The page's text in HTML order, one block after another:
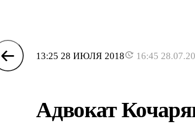
13:25 28 ИЮЛЯ 2018 16:45
Адвокат